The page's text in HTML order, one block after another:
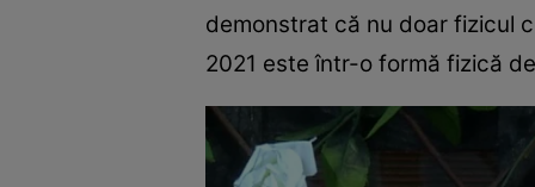
demonstrat că nu doar fizicul
2021 este într-o formă fizică